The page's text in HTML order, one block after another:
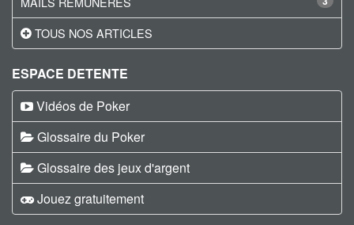
TOUS NOS ARTICLES
ESPACE DETENTE
Vidéos de Poker
Glossaire du Poker
Glossaire des jeux d'argent
Jouez gratuitement